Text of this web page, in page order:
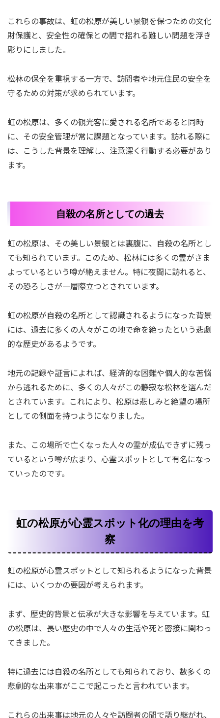
これらの事故は、虹の松原が美しい景観を保つための文化
財保護と、安全性の確保との間で揺れる難しい問題を浮き
彫りにしました。
松林の保全を重視する一方で、訪問者や地元住民の安全を
守るための対策が求められています。
虹の松原は、多くの観光客に愛される名所であると同時
に、その安全管理が常に課題となっています。訪れる際に
は、こうした背景を理解し、注意深く行動する必要があり
ます。
自殺の名所としての過去
虹の松原は、その美しい景観とは裏腹に、自殺の名所とし
ても知られています。このため、松林には多くの霊がさま
よっているという噂が絶えません。特に夜間に訪れると、
その恐ろしさが一層際立つとされています。
虹の松原が自殺の名所として認識されるようになった背景
には、過去に多くの人々がこの地で命を絶ったという悲劇
的な歴史があるようです。
地元の記録や証言によれば、経済的な困難や個人的な苦悩
から逃れるために、多くの人々がこの静寂な松林を選んだ
とされています。これにより、松原は悲しみと絶望の場所
としての側面を持つようになりました。
また、この場所で亡くなった人々の霊が成仏できずに残っ
ているという噂が広まり、心霊スポットとして有名になっ
ていったのです。
虹の松原が心霊スポット化の理由を考
察
虹の松原が心霊スポットとして知られるようになった背景
には、いくつかの要因が考えられます。
まず、歴史的背景と伝承が大きな影響を与えています。虹
の松原は、長い歴史の中で人々の生活や死と密接に関わっ
てきました。
特に過去には自殺の名所としても知られており、数多くの
悲劇的な出来事がここで起こったと言われています。
これらの出来事は地元の人々や訪問者の間で語り継がれ、